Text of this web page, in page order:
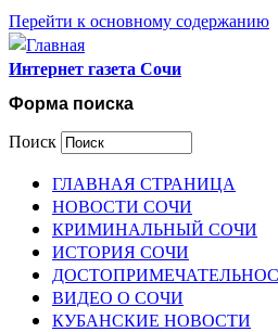
Перейти к основному содержанию
Интернет газета Сочи
Форма поиска
Поиск
ГЛАВНАЯ СТРАНИЦА
НОВОСТИ СОЧИ
КРИМИНАЛЬНЫЙ СОЧИ
ИСТОРИЯ СОЧИ
ВИДЕО О СОЧИ
КУБАНСКИЕ НОВОСТИ